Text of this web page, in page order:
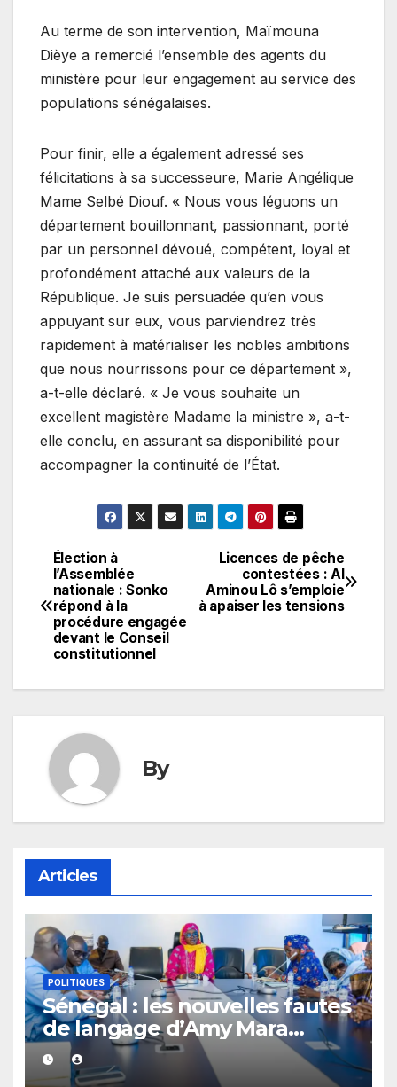
Au terme de son intervention, Maïmouna
Dièye a remercié l’ensemble des agents du
ministère pour leur engagement au service des
populations sénégalaises.
Pour finir, elle a également adressé ses
félicitations à sa successeure, Marie Angélique
Mame Selbé Diouf. « Nous vous léguons un
département bouillonnant, passionnant, porté
par un personnel dévoué, compétent, loyal et
profondément attaché aux valeurs de la
République. Je suis persuadée qu’en vous
appuyant sur eux, vous parviendrez très
rapidement à matérialiser les nobles ambitions
que nous nourrissons pour ce département »,
a-t-elle déclaré. « Je vous souhaite un
excellent magistère Madame la ministre », a-t-
elle conclu, en assurant sa disponibilité pour
accompagner la continuité de l’État.
Navigation
de
l’article
Licences de pêche
contestées : Al
Aminou Lô s’emploie
à apaiser les tensions
Élection à
l’Assemblée
nationale : Sonko
répond à la
procédure engagée
devant le Conseil
constitutionnel
By
Articles
POLITIQUES
Sénégal : les nouvelles fautes
de langage d’Amy Mara
provoquent des réactions sur
les réseaux sociaux